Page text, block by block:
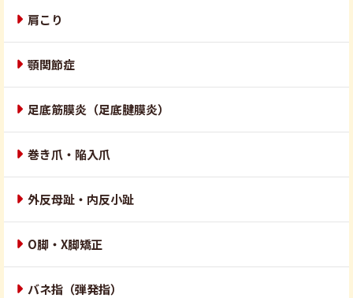
肩こり
顎関節症
足底筋膜炎（足底腱膜炎）
巻き爪・陥入爪
外反母趾・内反小趾
O脚・X脚矯正
バネ指（弾発指）